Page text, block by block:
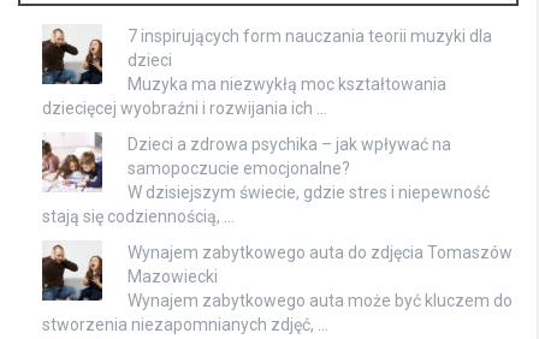
7 inspirujących form nauczania teorii muzyki dla
dzieci
Muzyka ma niezwykłą moc kształtowania
dziecięcej wyobraźni i rozwijania ich …
Dzieci a zdrowa psychika – jak wpływać na
samopoczucie emocjonalne?
W dzisiejszym świecie, gdzie stres i niepewność
stają się codziennością, …
Wynajem zabytkowego auta do zdjęcia Tomaszów
Mazowiecki
Wynajem zabytkowego auta może być kluczem do
stworzenia niezapomnianych zdjęć, …